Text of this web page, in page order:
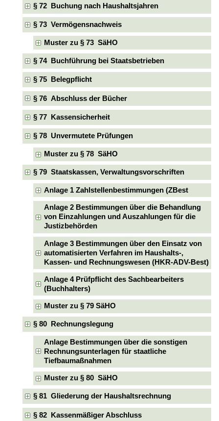
§ 72 Buchung nach Haushaltsjahren
§ 73 Vermögensnachweis
Muster zu § 73 SäHO
§ 74 Buchführung bei Staatsbetrieben
§ 75 Belegpflicht
§ 76 Abschluss der Bücher
§ 77 Kassensicherheit
§ 78 Unvermutete Prüfungen
Muster zu § 78 SäHO
§ 79 Staatskassen, Verwaltungsvorschriften
Anlage 1 Zahlstellenbestimmungen (ZBest
Anlage 2 Bestimmungen über die Behandlung
von Einzahlungen und Auszahlungen für die
Justizbehörden
Anlage 3 Bestimmungen über den Einsatz von
automatisierten Verfahren im Haushalts-,
Kassen- und Rechnungswesen (HKR-ADV-Best)
Anlage 4 Prüfpflicht des Sachbearbeiters
(Buchhalters)
Muster zu § 79 SäHO
§ 80 Rechnungslegung
Anlage Bestimmungen über die sonstigen
Rechnungsunterlagen für staatliche
Tiefbaumaßnahmen
Muster zu § 80 SäHO
§ 81 Gliederung der Haushaltsrechnung
§ 82 Kassenmäßiger Abschluss